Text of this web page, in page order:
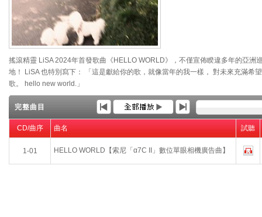
搖滾精靈 LiSA 2024年首發歌曲《HELLO WORLD》，不僅宣佈睽違多年的亞洲
地！ LiSA 也特別寫下： 「這是獻給你的歌，就像當年的我一樣， 對未來充滿希
歌。 hello new world.」
完整曲目
CD/曲序 曲名 試聽
1-01 HELLO WORLD【索尼「α7C II」數位單眼相機廣告曲】